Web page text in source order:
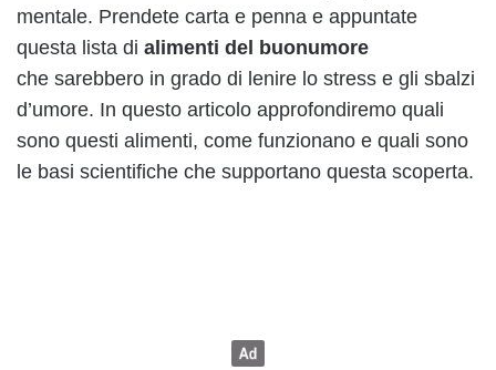
mentale. Prendete carta e penna e appuntate
questa lista di alimenti del buonumore
che sarebbero in grado di lenire lo stress e gli sbalzi
d’umore. In questo articolo approfondiremo quali
sono questi alimenti, come funzionano e quali sono
le basi scientifiche che supportano questa scoperta.